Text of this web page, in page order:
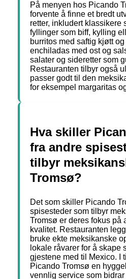
På menyen hos Picando
forvente å finne et bredt
retter, inkludert klassikere
fyllinger som biff, kylling
burritos med saftig kjøtt
enchiladas med ost og
salater og sideretter som
Restauranten tilbyr også
passer godt til den
for eksempel margaritas
Hva skiller
fra andre
tilbyr
Tromsø?
Det som skiller Picando
spisesteder som tilbyr
Tromsø er deres fokus på
kvalitet. Restauranten
bruke ekte meksikanske
lokale råvarer for å skape
gjestene med til Mexico. I
Picando Tromsø en
vennlig service som